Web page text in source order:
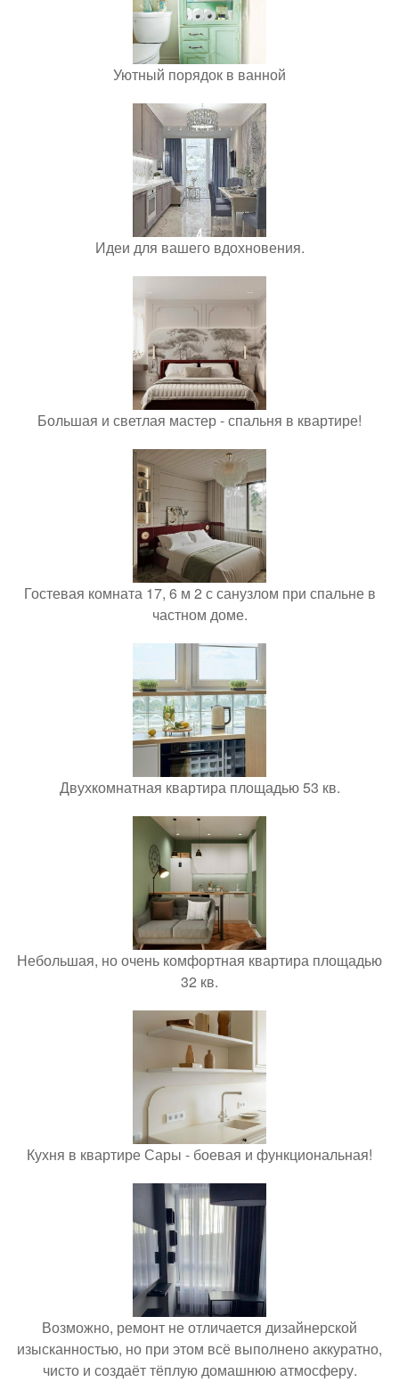
Уютный порядок в ванной
Идеи для вашего вдохновения.
Большая и светлая мастер - спальня в квартире!
Гостевая комната 17, 6 м 2 с санузлом при спальне в
частном доме.
Двухкомнатная квартира площадью 53 кв.
Небольшая, но очень комфортная квартира площадью
32 кв.
Кухня в квартире Сары - боевая и функциональная!
Возможно, ремонт не отличается дизайнерской
изысканностью, но при этом всё выполнено аккуратно,
чисто и создаёт тёплую домашнюю атмосферу.